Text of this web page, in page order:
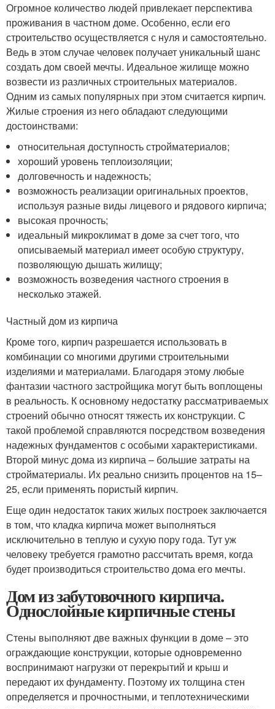
Огромное количество людей привлекает перспектива
проживания в частном доме. Особенно, если его
строительство осуществляется с нуля и самостоятельно.
Ведь в этом случае человек получает уникальный шанс
создать дом своей мечты. Идеальное жилище можно
возвести из различных строительных материалов.
Одним из самых популярных при этом считается кирпич.
Жилые строения из него обладают следующими
достоинствами:
относительная доступность стройматериалов;
хороший уровень теплоизоляции;
долговечность и надежность;
возможность реализации оригинальных проектов,
используя разные виды лицевого и рядового кирпича;
высокая прочность;
идеальный микроклимат в доме за счет того, что
описываемый материал имеет особую структуру,
позволяющую дышать жилищу;
возможность возведения частного строения в
несколько этажей.
Частный дом из кирпича
Кроме того, кирпич разрешается использовать в
комбинации со многими другими строительными
изделиями и материалами. Благодаря этому любые
фантазии частного застройщика могут быть воплощены
в реальность. К основному недостатку рассматриваемых
строений обычно относят тяжесть их конструкции. С
такой проблемой справляются посредством возведения
надежных фундаментов с особыми характеристиками.
Второй минус дома из кирпича – большие затраты на
стройматериалы. Их реально снизить процентов на 15–
25, если применять пористый кирпич.
Еще один недостаток таких жилых построек заключается
в том, что кладка кирпича может выполняться
исключительно в теплую и сухую пору года. Тут уж
человеку требуется грамотно рассчитать время, когда
будет производиться строительство дома его мечты.
Дом из забутовочного кирпича.
Однослойные кирпичные стены
Стены выполняют две важных функции в доме – это
ограждающие конструкции, которые одновременно
воспринимают нагрузки от перекрытий и крыш и
передают их фундаменту. Поэтому их толщина стен
определяется и прочностными, и теплотехническими